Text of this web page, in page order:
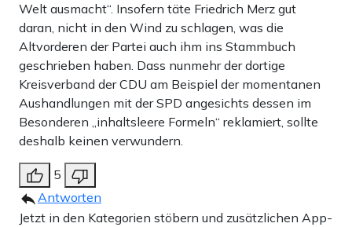
Welt ausmacht“. Insofern täte Friedrich Merz gut
daran, nicht in den Wind zu schlagen, was die
Altvorderen der Partei auch ihm ins Stammbuch
geschrieben haben. Dass nunmehr der dortige
Kreisverband der CDU am Beispiel der momentanen
Aushandlungen mit der SPD angesichts dessen im
Besonderen „inhaltsleere Formeln“ reklamiert, sollte
deshalb keinen verwundern.
5
Antworten
Jetzt in den Kategorien stöbern und zusätzlichen App-